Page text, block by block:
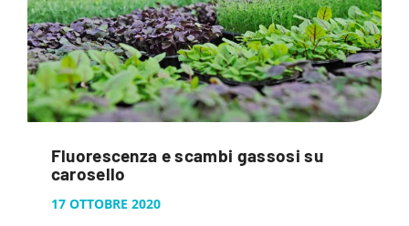
Fluorescenza e scambi gassosi su
carosello
17 OTTOBRE 2020